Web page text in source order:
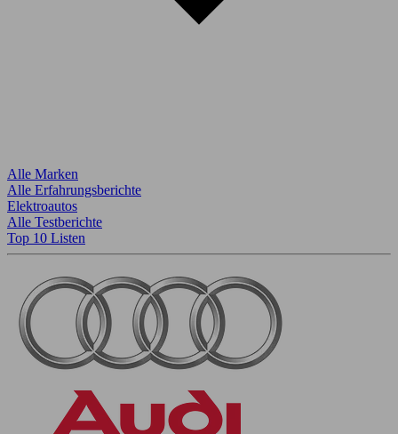
Alle Marken
Alle Erfahrungsberichte
Elektroautos
Alle Testberichte
Top 10 Listen